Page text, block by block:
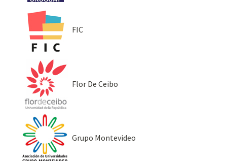
FIC
Flor De Ceibo
Grupo Montevideo